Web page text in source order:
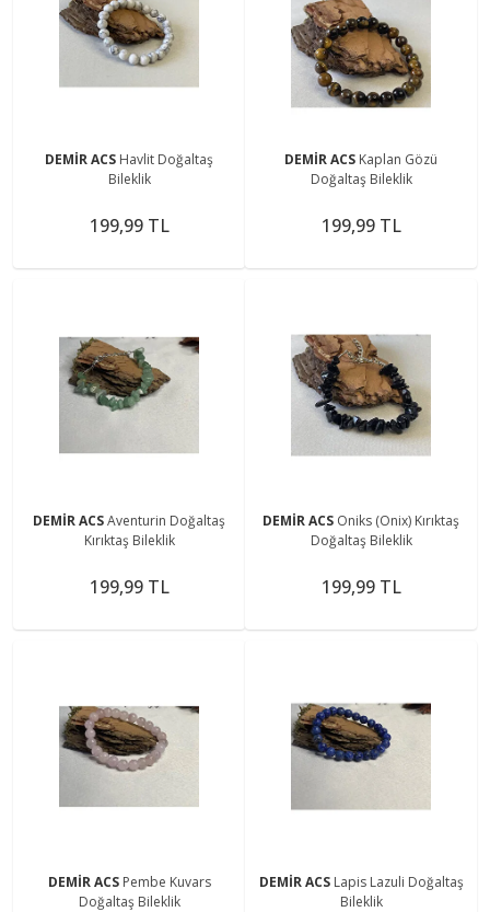
DEMİR ACS Havlit Doğaltaş
Bileklik
199,99 TL
DEMİR ACS Kaplan Gözü
Doğaltaş Bileklik
199,99 TL
DEMİR ACSAventurin Doğaltaş
Kırıktaş Bileklik
199,99 TL
DEMİR ACS Oniks (Onix) Kırıktaş
Doğaltaş Bileklik
199,99 TL
DEMİR ACS Pembe Kuvars
Doğaltaş Bileklik
DEMİR ACS Lapis Lazuli Doğaltaş
Bileklik